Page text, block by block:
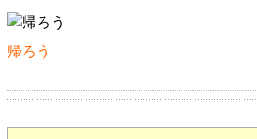
帰ろう